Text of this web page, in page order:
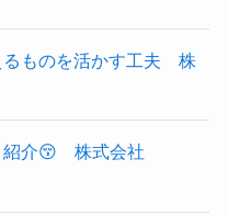
るものを活かす工夫 株
紹介😚 株式会社